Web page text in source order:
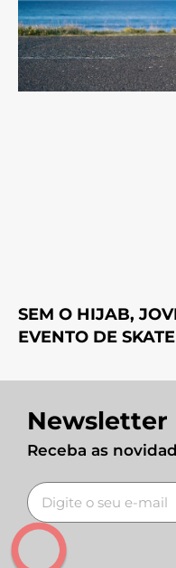
SEM O HIJAB,
EVENTO DE SKATE
Newsletter
Receba as